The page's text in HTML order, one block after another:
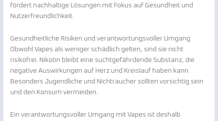
fördert nachhaltige Lösungen mit Fokus auf Gesundheit und
Nutzerfreundlichkeit.
Gesundheitliche Risiken und verantwortungsvoller Umgang
Obwohl Vapes als weniger schädlich gelten, sind sie nicht
risikofrei. Nikotin bleibt eine suchtgefährdende Substanz, die
negative Auswirkungen auf Herz und Kreislauf haben kann.
Besonders Jugendliche und Nichtraucher sollten vorsichtig sein
und den Konsum vermeiden.
Ein verantwortungsvoller Umgang mit Vapes ist deshalb